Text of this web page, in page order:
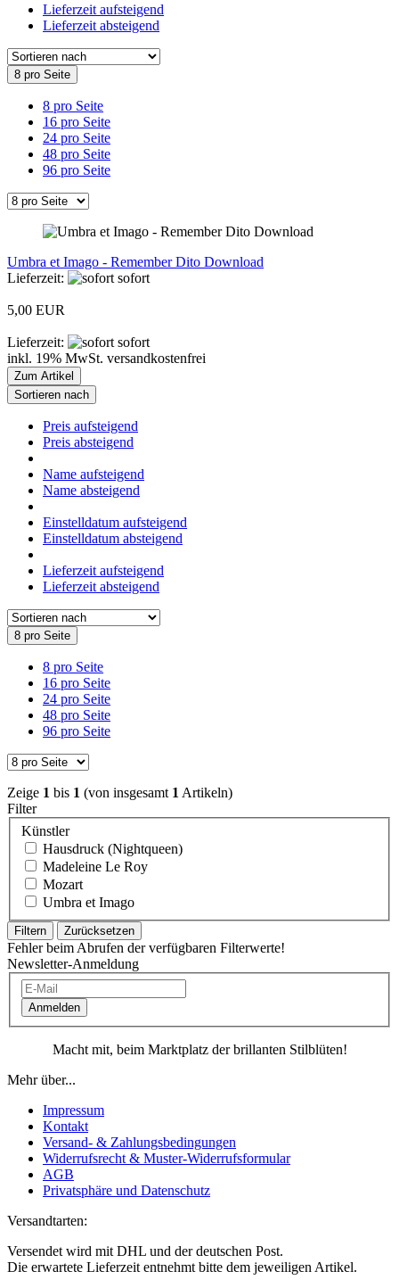
Lieferzeit aufsteigend
Lieferzeit absteigend
8 pro Seite
8 pro Seite
16 pro Seite
24 pro Seite
48 pro Seite
96 pro Seite
Umbra et Imago - Remember Dito Download
Lieferzeit:
sofort
5,00 EUR
Lieferzeit:
sofort
inkl. 19% MwSt. versandkostenfrei
Zum Artikel
Sortieren nach
Preis aufsteigend
Preis absteigend
Name aufsteigend
Name absteigend
Einstelldatum aufsteigend
Einstelldatum absteigend
Lieferzeit aufsteigend
Lieferzeit absteigend
8 pro Seite
8 pro Seite
16 pro Seite
24 pro Seite
48 pro Seite
96 pro Seite
Zeige 1 bis 1 (von insgesamt 1 Artikeln)
Filter
Künstler
Hausdruck (Nightqueen)
Madeleine Le Roy
Mozart
Umbra et Imago
Filtern Zurücksetzen
Fehler beim Abrufen der verfügbaren Filterwerte!
Newsletter-Anmeldung
Anmelden
Macht mit, beim Marktplatz der brillanten Stilblüten!
Mehr über...
Impressum
Kontakt
Versand- & Zahlungsbedingungen
Widerrufsrecht & Muster-Widerrufsformular
AGB
Privatsphäre und Datenschutz
Versandtarten:
Versendet wird mit DHL und der deutschen Post.
Die erwartete Lieferzeit entnehmt bitte dem jeweiligen Artikel.